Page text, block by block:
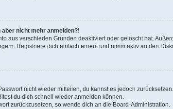
nicht mehr anmelden?!
aus verschieden Gründen deaktiviert oder gelöscht hat.
Registriere dich einfach erneut und nimm aktiv an den
nicht wieder mitteilen, du kannst es jedoch
du dich schnell wieder anmelden können.
zurückzusetzen, so wende dich an die Board-Administration.